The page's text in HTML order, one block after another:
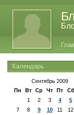
Календарь
Сентябрь 2009
Пн
Вт Ср Чт Пт Сб
1 2 3 4 5
7
8 9 10 11 12